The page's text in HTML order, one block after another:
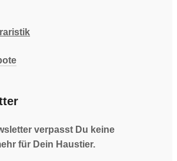
verpasst Du keine
für Dein Haustier.